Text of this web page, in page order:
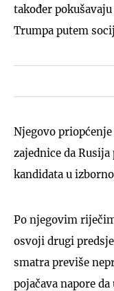
također
Trumpa putem
Njegovo
zajednice da
kandidata u
Po njegovim
osvoji drugi
smatra previše
pojačava napore